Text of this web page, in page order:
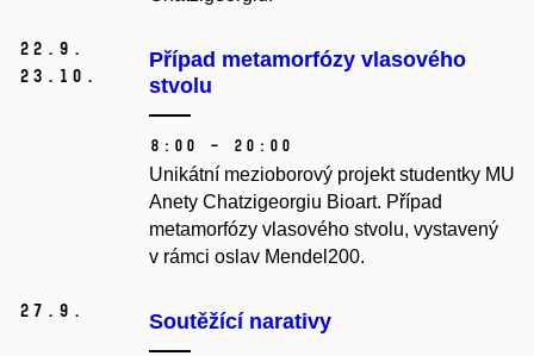
22. 9.
23. 10.
Případ metamorfózy vlasového
stvolu
8:00 – 20:00
Unikátní mezioborový projekt studentky MU
Anety Chatzigeorgiu Bioart. Případ
metamorfózy vlasového stvolu, vystavený
v rámci oslav Mendel200.
27. 9. Soutěžící narativy